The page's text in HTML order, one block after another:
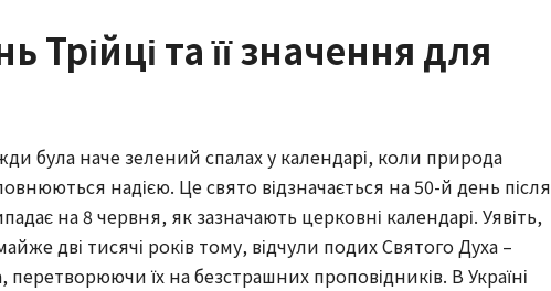
Трійці та її значення для
була наче зелений спалах у календарі, коли природа
надією. Це свято відзначається на 50-й день після
на 8 червня, як зазначають церковні календарі. Уявіть,
дві тисячі років тому, відчули подих Святого Духа –
їх на безстрашних проповідників. В Україні